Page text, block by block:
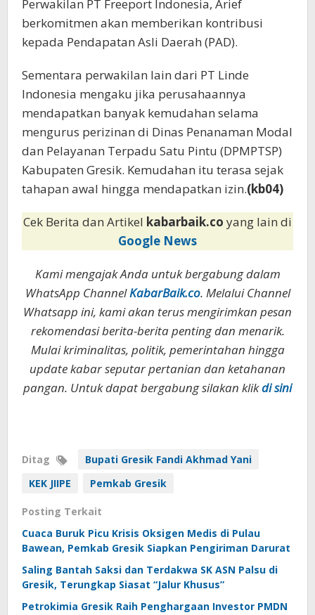
Perwakilan PT Freeport Indonesia, Arief
berkomitmen akan memberikan kontribusi
kepada Pendapatan Asli Daerah (PAD).
Sementara perwakilan lain dari PT Linde
Indonesia mengaku jika perusahaannya
mendapatkan banyak kemudahan selama
mengurus perizinan di Dinas Penanaman Modal
dan Pelayanan Terpadu Satu Pintu (DPMPTSP)
Kabupaten Gresik. Kemudahan itu terasa sejak
tahapan awal hingga mendapatkan izin.(kb04)
Cek Berita dan Artikel kabarbaik.co yang lain di
Google News
Kami mengajak Anda untuk bergabung dalam
WhatsApp ChannelKabarBaik.co. Melalui Channel
Whatsapp ini, kami akan terus mengirimkan pesan
rekomendasi berita-berita penting dan menarik.
Mulai kriminalitas, politik, pemerintahan hingga
update kabar seputar pertanian dan ketahanan
pangan. Untuk dapat bergabung silakan klikdi sini
Ditag
Bupati Gresik Fandi Akhmad Yani
KEK JIIPE
Pemkab Gresik
Posting Terkait
Cuaca Buruk Picu Krisis Oksigen Medis di Pulau
Bawean, Pemkab Gresik Siapkan Pengiriman Darurat
Saling Bantah Saksi dan Terdakwa SK ASN Palsu di
Gresik, Terungkap Siasat “Jalur Khusus”
Petrokimia Gresik Raih Penghargaan Investor PMDN